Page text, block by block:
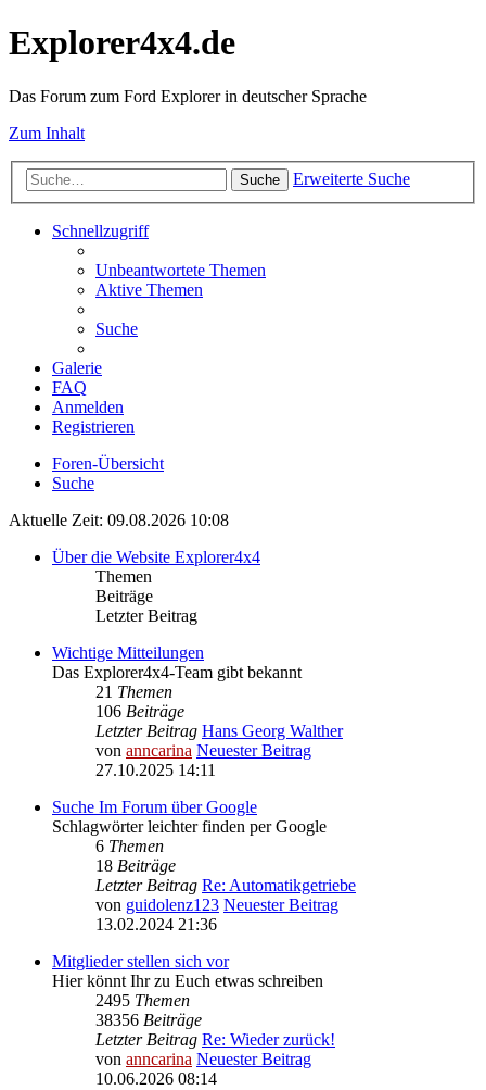
Explorer4x4.de
Das Forum zum Ford Explorer in deutscher Sprache
Zum Inhalt
Suche Erweiterte Suche
Schnellzugriff
Unbeantwortete Themen
Aktive Themen
Suche
Galerie
FAQ
Anmelden
Registrieren
Foren-Übersicht
Suche
Aktuelle Zeit: 09.08.2026 10:08
Über die Website Explorer4x4
Themen
Beiträge
Letzter Beitrag
Wichtige Mitteilungen
Das Explorer4x4-Team gibt bekannt
21 Themen
106 Beiträge
Letzter Beitrag Hans Georg Walther
von anncarina Neuester Beitrag
27.10.2025 14:11
Suche Im Forum über Google
Schlagwörter leichter finden per Google
6 Themen
18 Beiträge
Letzter Beitrag Re: Automatikgetriebe
von guidolenz123 Neuester Beitrag
13.02.2024 21:36
Mitglieder stellen sich vor
Hier könnt Ihr zu Euch etwas schreiben
2495 Themen
38356 Beiträge
Letzter Beitrag Re: Wieder zurück!
von anncarina Neuester Beitrag
10.06.2026 08:14